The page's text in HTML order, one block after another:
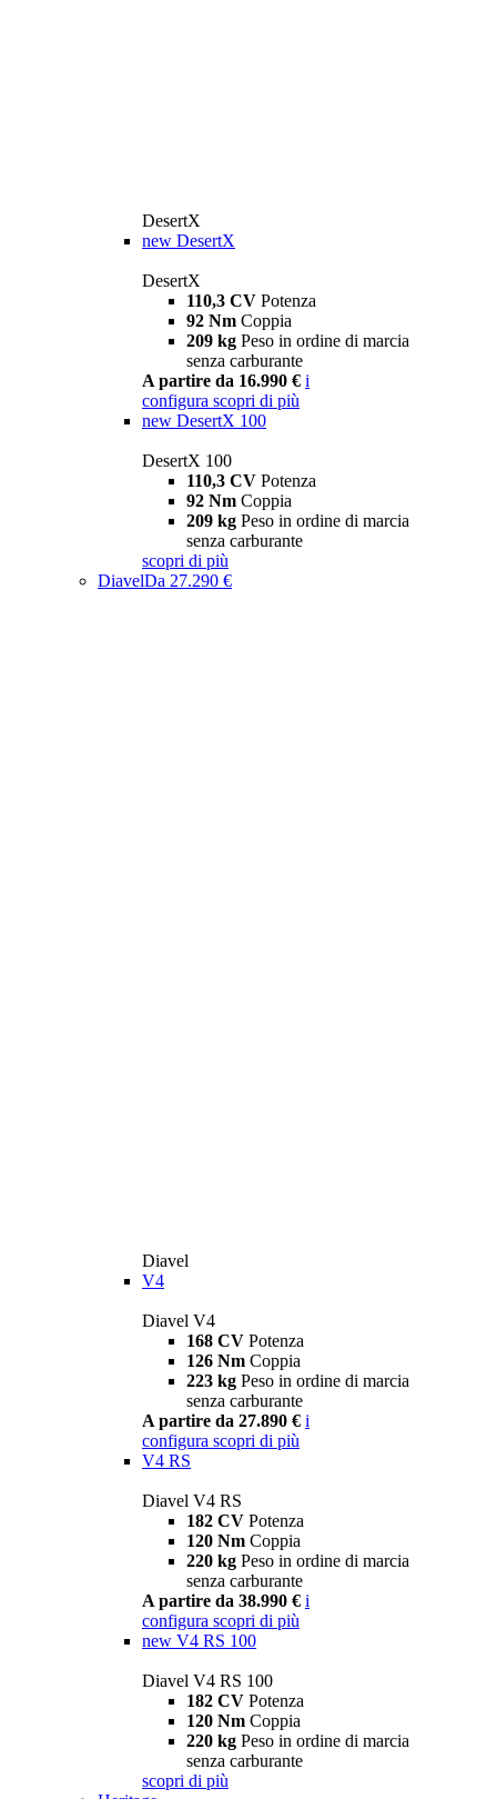
DesertX
new DesertX
DesertX
110,3 CV Potenza
92 Nm Coppia
209 kg Peso in ordine di marcia
senza carburante
A partire da 16.990 € i
configura scopri di più
new DesertX 100
DesertX 100
110,3 CV Potenza
92 Nm Coppia
209 kg Peso in ordine di marcia
senza carburante
scopri di più
DiavelDa 27.290 €
Diavel
V4
Diavel V4
168 CV Potenza
126 Nm Coppia
223 kg Peso in ordine di marcia
senza carburante
A partire da 27.890 € i
configura scopri di più
V4 RS
Diavel V4 RS
182 CV Potenza
120 Nm Coppia
220 kg Peso in ordine di marcia
senza carburante
A partire da 38.990 € i
configura scopri di più
new V4 RS 100
Diavel V4 RS 100
182 CV Potenza
120 Nm Coppia
220 kg Peso in ordine di marcia
senza carburante
scopri di più